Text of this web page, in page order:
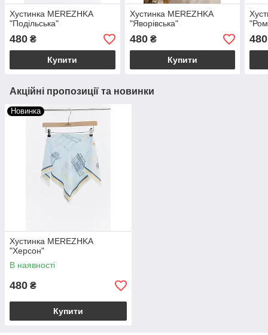
Хустинка MEREZHKA
"Подільська"
480 ₴
Купити
Хустинка MEREZHKA
"Яворівська"
480₴
Купити
480
Акційні пропозиції та новинки
Новинка
Хустинка MEREZHKA
"Херсон"
В наявності
480 ₴
Купити